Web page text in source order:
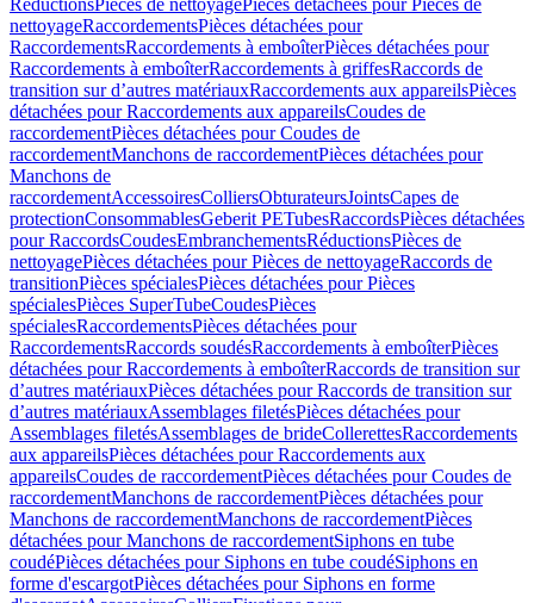
RéductionsPièces de nettoyagePièces détachées pour Pièces de
nettoyageRaccordementsPièces détachées pour
RaccordementsRaccordements à emboîterPièces détachées pour
Raccordements à emboîterRaccordements à griffesRaccords de
transition sur d’autres matériauxRaccordements aux appareilsPièces
détachées pour Raccordements aux appareilsCoudes de
raccordementPièces détachées pour Coudes de
raccordementManchons de raccordementPièces détachées pour
Manchons de
raccordementAccessoiresColliersObturateursJointsCapes de
protectionConsommablesGeberit PETubesRaccordsPièces détachées
pour RaccordsCoudesEmbranchementsRéductionsPièces de
nettoyagePièces détachées pour Pièces de nettoyageRaccords de
transitionPièces spécialesPièces détachées pour Pièces
spécialesPièces SuperTubeCoudesPièces
spécialesRaccordementsPièces détachées pour
RaccordementsRaccords soudésRaccordements à emboîterPièces
détachées pour Raccordements à emboîterRaccords de transition sur
d’autres matériauxPièces détachées pour Raccords de transition sur
d’autres matériauxAssemblages filetésPièces détachées pour
Assemblages filetésAssemblages de brideCollerettesRaccordements
aux appareilsPièces détachées pour Raccordements aux
appareilsCoudes de raccordementPièces détachées pour Coudes de
raccordementManchons de raccordementPièces détachées pour
Manchons de raccordementManchons de raccordementPièces
détachées pour Manchons de raccordementSiphons en tube
coudéPièces détachées pour Siphons en tube coudéSiphons en
forme d'escargotPièces détachées pour Siphons en forme